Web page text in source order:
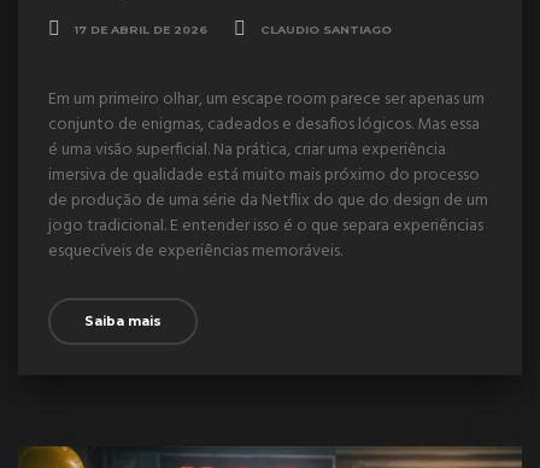
17 DE ABRIL DE 2026 CLAUDIO SANTIAGO
Em um primeiro olhar, um escape room parece ser apenas um
conjunto de enigmas, cadeados e desafios lógicos. Mas essa
é uma visão superficial. Na prática, criar uma experiência
imersiva de qualidade está muito mais próximo do processo
de produção de uma série da Netflix do que do design de um
jogo tradicional. E entender isso é o que separa experiências
esquecíveis de experiências memoráveis.
Saiba mais